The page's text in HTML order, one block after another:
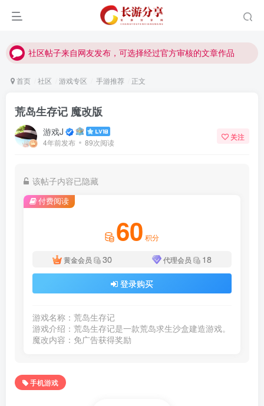
社区帖子来自网友发布，可选择经过官方审核的文章作品
社区帖子来自网友发布，可选择经过官方审核的文章作品
首页 社区 游戏专区 手游推荐 正文
荒岛生存记 魔改版
游戏J
4年前发布 89次阅读
关注
该帖子内容已隐藏
付费阅读
60 积分
黄金会员 30 代理会员 18
登录购买
游戏名称：荒岛生存记
游戏介绍：荒岛生存记是一款荒岛求生沙盒建造游戏。
魔改内容：免广告获得奖励
手机游戏